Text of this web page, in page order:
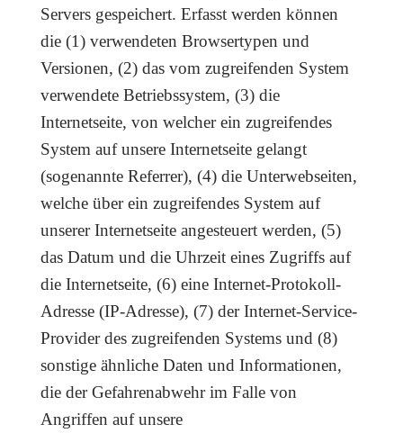
Servers gespeichert. Erfasst werden können
die (1) verwendeten Browsertypen und
Versionen, (2) das vom zugreifenden System
verwendete Betriebssystem, (3) die
Internetseite, von welcher ein zugreifendes
System auf unsere Internetseite gelangt
(sogenannte Referrer), (4) die Unterwebseiten,
welche über ein zugreifendes System auf
unserer Internetseite angesteuert werden, (5)
das Datum und die Uhrzeit eines Zugriffs auf
die Internetseite, (6) eine Internet-Protokoll-
Adresse (IP-Adresse), (7) der Internet-Service-
Provider des zugreifenden Systems und (8)
sonstige ähnliche Daten und Informationen,
die der Gefahrenabwehr im Falle von
Angriffen auf unsere